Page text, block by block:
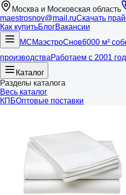
Москва и Московская область
maestrosnov@mail.ruСкачать
Как купитьБлогВакансии
МСМаэстроСнов6000 м²
производстваРаботаем с 2001
Каталог
Разделы каталога
Весь каталог
КПБОптовые поставки